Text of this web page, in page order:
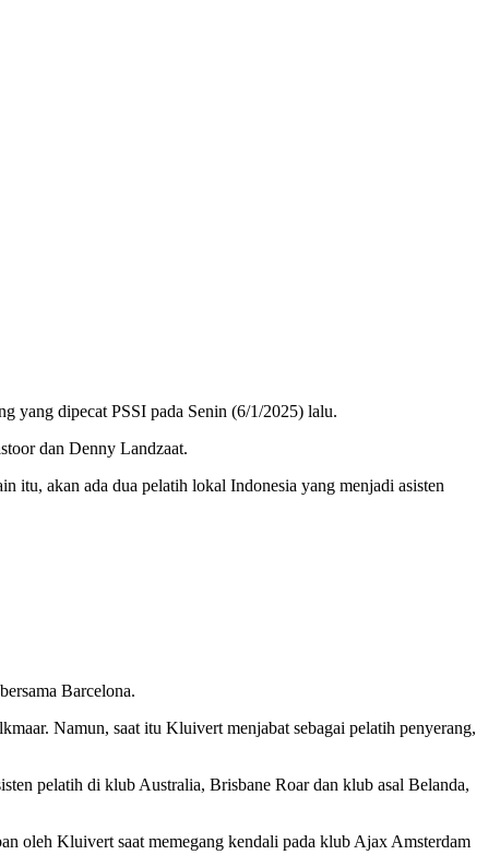
yang dipecat PSSI pada Senin (6/1/2025) lalu.
dan Denny Landzaat.
itu, akan ada dua pelatih lokal Indonesia yang menjadi asisten
Barcelona.
Namun, saat itu Kluivert menjabat sebagai pelatih penyerang,
pelatih di klub Australia, Brisbane Roar dan klub asal Belanda,
oleh Kluivert saat memegang kendali pada klub Ajax Amsterdam